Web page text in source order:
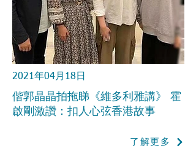
2021年04月18日
偕郭晶晶拍拖睇《維多利雅講》 霍
啟剛激讚：扣人心弦香港故事
了解更多